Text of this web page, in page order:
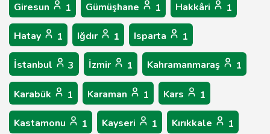
Giresun 1 Gümüşhane 1 Hakkâri 1
Hatay 1 Iğdır 1 Isparta 1
İstanbul 3 İzmir 1 Kahramanmaraş 1
Karabük 1 Karaman 1 Kars 1
Kastamonu 1 Kayseri 1 Kırıkkale 1